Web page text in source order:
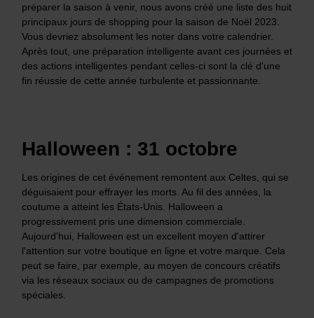
préparer la saison à venir, nous avons créé une liste des huit
principaux jours de shopping pour la saison de Noël 2023.
Vous devriez absolument les noter dans votre calendrier.
Après tout, une préparation intelligente avant ces journées et
des actions intelligentes pendant celles-ci sont la clé d'une
fin réussie de cette année turbulente et passionnante.
Halloween : 31 octobre
Les origines de cet événement remontent aux Celtes, qui se
déguisaient pour effrayer les morts. Au fil des années, la
coutume a atteint les États-Unis. Halloween a
progressivement pris une dimension commerciale.
Aujourd'hui, Halloween est un excellent moyen d'attirer
l'attention sur votre boutique en ligne et votre marque. Cela
peut se faire, par exemple, au moyen de concours créatifs
via les réseaux sociaux ou de campagnes de promotions
spéciales.